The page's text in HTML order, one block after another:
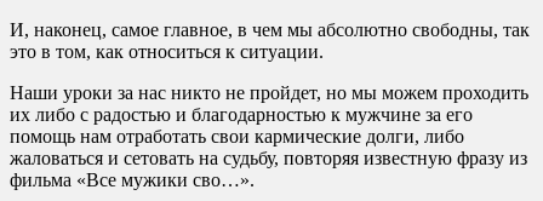
И, наконец, самое главное, в чем мы абсолютно свободны, так
это в том, как относиться к ситуации.
Наши уроки за нас никто не пройдет, но мы можем проходить
их либо с радостью и благодарностью к мужчине за его
помощь нам отработать свои кармические долги, либо
жаловаться и сетовать на судьбу, повторяя известную фразу из
фильма «Все мужики сво…».